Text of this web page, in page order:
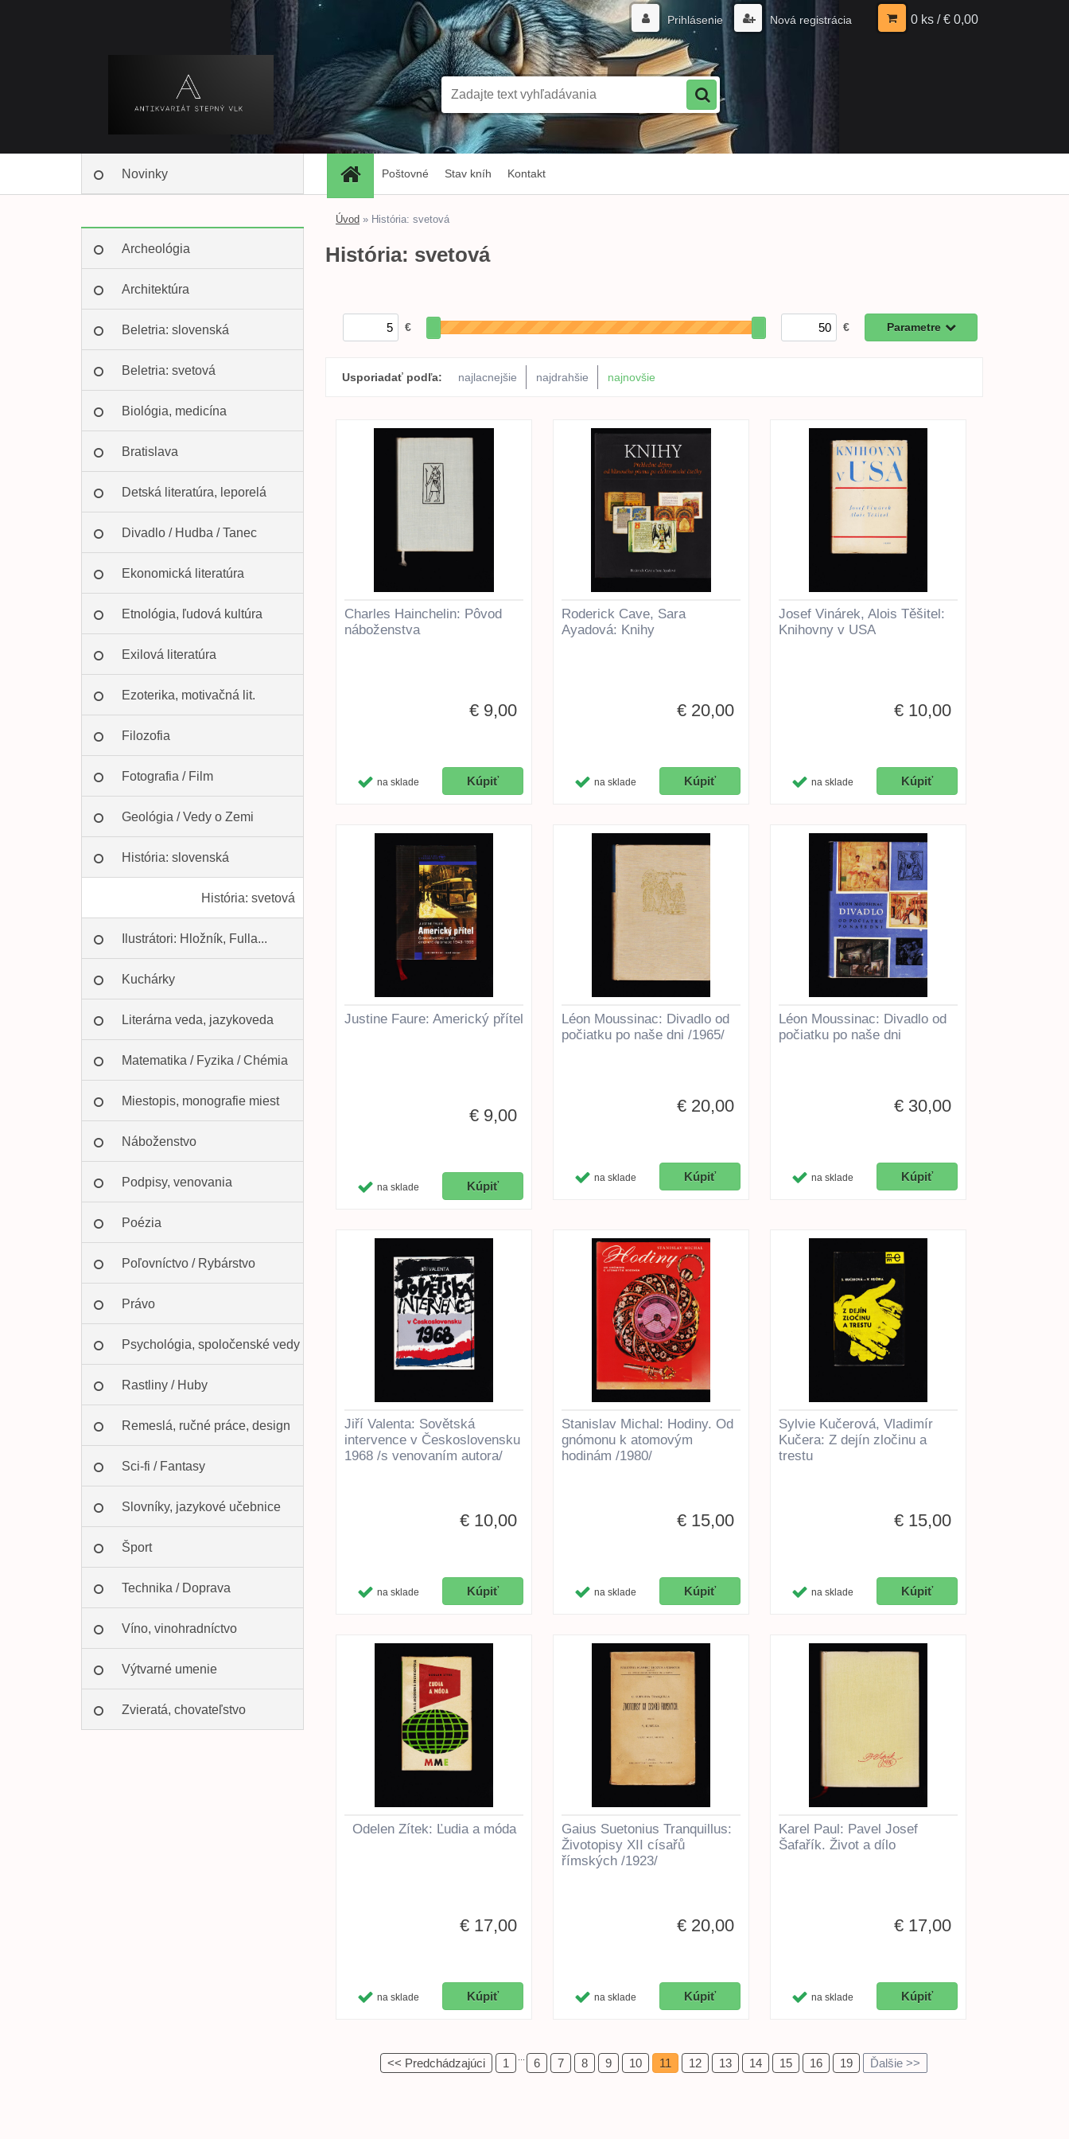
Prihlásenie Nová registrácia 0 ks / € 0,00
Poštovné Stav kníh Kontakt
Novinky
Archeológia
Architektúra
Beletria: slovenská
Beletria: svetová
Biológia, medicína
Bratislava
Detská literatúra, leporelá
Divadlo / Hudba / Tanec
Ekonomická literatúra
Etnológia, ľudová kultúra
Exilová literatúra
Ezoterika, motivačná lit.
Filozofia
Fotografia / Film
Geológia / Vedy o Zemi
História: slovenská
História: svetová
Ilustrátori: Hložník, Fulla...
Kuchárky
Literárna veda, jazykoveda
Matematika / Fyzika / Chémia
Miestopis, monografie miest
Náboženstvo
Podpisy, venovania
Poézia
Poľovníctvo / Rybárstvo
Právo
Psychológia, spoločenské vedy
Rastliny / Huby
Remeslá, ručné práce, design
Sci-fi / Fantasy
Slovníky, jazykové učebnice
Šport
Technika / Doprava
Víno, vinohradníctvo
Výtvarné umenie
Zvieratá, chovateľstvo
Úvod » História: svetová
História: svetová
€ € Parametre
Usporiadať podľa: najlacnejšie najdrahšie najnovšie
Charles Hainchelin: Pôvod
náboženstva
€ 9,00
na sklade
Roderick Cave, Sara
Ayadová: Knihy
€ 20,00
na sklade
Josef Vinárek, Alois Těšitel:
Knihovny v USA
€ 10,00
na sklade
Justine Faure: Americký přítel
€ 9,00
na sklade
Léon Moussinac: Divadlo od
počiatku po naše dni /1965/
€ 20,00
na sklade
Léon Moussinac: Divadlo od
počiatku po naše dni
€ 30,00
na sklade
Jiří Valenta: Sovětská
intervence v Československu
1968 /s venovaním autora/
€ 10,00
na sklade
Stanislav Michal: Hodiny. Od
gnómonu k atomovým
hodinám /1980/
€ 15,00
na sklade
Sylvie Kučerová, Vladimír
Kučera: Z dejín zločinu a
trestu
€ 15,00
na sklade
Odelen Zítek: Ľudia a móda
€ 17,00
na sklade
Gaius Suetonius Tranquillus:
Životopisy XII císařů
římských /1923/
€ 20,00
na sklade
Karel Paul: Pavel Josef
Šafařík. Život a dílo
€ 17,00
na sklade
<< Predchádzajúci 1 6 7 8 9 10 11 12 13 14 15 16 19 Ďalšie >>